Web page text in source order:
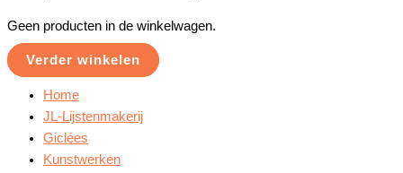
Geen producten in de winkelwagen.
Verder winkelen
Home
JL-Lijstenmakerij
Giclées
Kunstwerken